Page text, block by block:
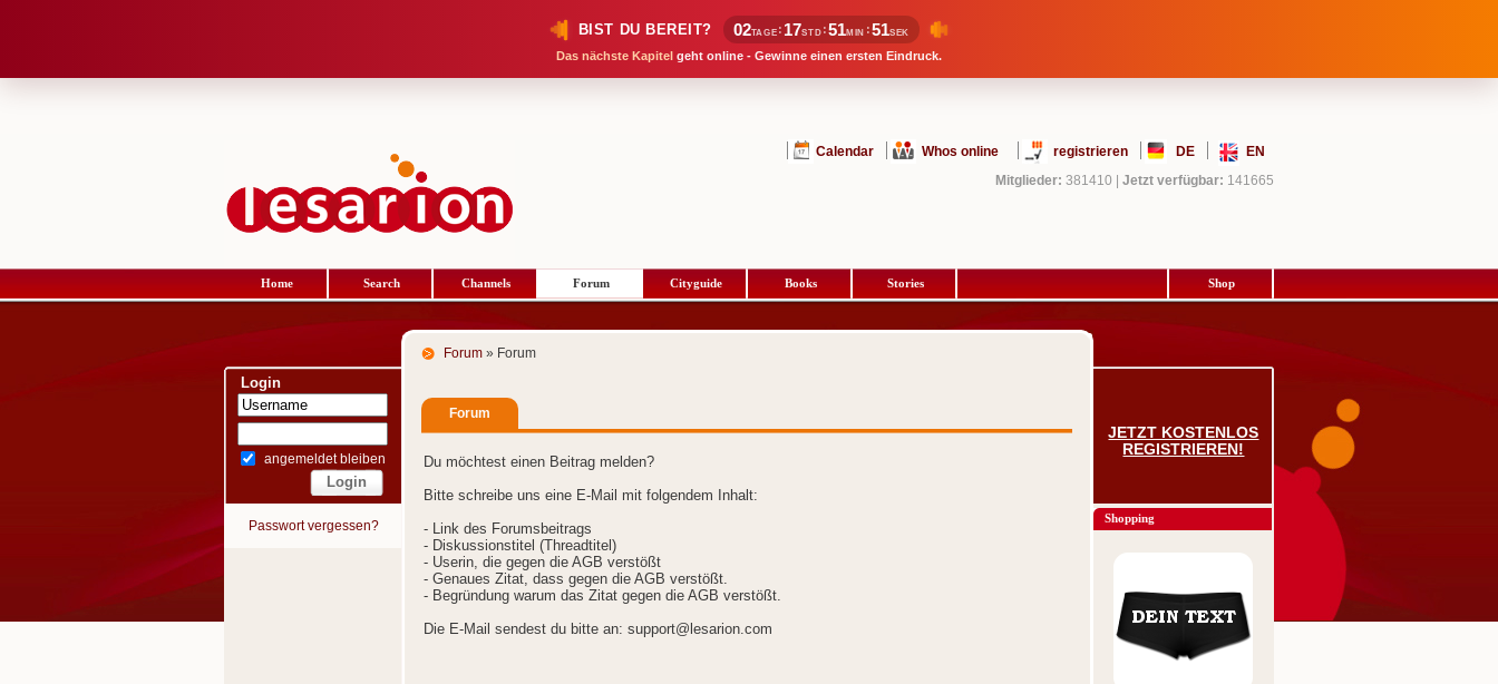
BIST DU BEREIT? 02TAGE : 17STD :51MIN :50SEK
Das nächste Kapitel geht online - Gewinne einen ersten Eindruck.
Calendar Whos online registrieren DE
EN
Mitglieder: 381410 Jetzt verfügbar: 141665
Home Search Channels Forum Cityguide Books Stories Shop
Login
angemeldet bleiben
Passwort vergessen?
Forum » Forum
Forum
Du möchtest einen Beitrag melden?
Bitte schreibe uns eine E-Mail mit folgendem Inhalt:
- Link des Forumsbeitrags
- Diskussionstitel (Threadtitel)
- Userin, die gegen die AGB verstößt
- Genaues Zitat, dass gegen die AGB verstößt.
- Begründung warum das Zitat gegen die AGB verstößt.
Die E-Mail sendest du bitte an: support@lesarion.com
JETZT KOSTENLOS
REGISTRIEREN!
Shopping